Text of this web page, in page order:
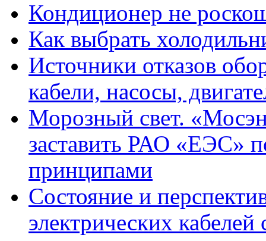
Кондиционер не
Как выбрать
Источники отказов
кабели, насосы,
Морозный свет.
заставить РАО «ЕЭС»
принципами
Состояние и
электрических